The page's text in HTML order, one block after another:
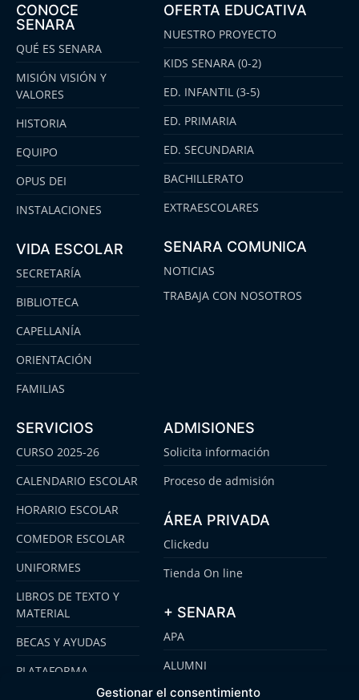
Gestionar el consentimiento
CONOCE
SENARA
QUÉ ES SENARA
MISIÓN VISIÓN Y
VALORES
HISTORIA
EQUIPO
OPUS DEI
INSTALACIONES
VIDA ESCOLAR
SECRETARÍA
BIBLIOTECA
CAPELLANÍA
ORIENTACIÓN
FAMILIAS
OFERTA EDUCATIVA
NUESTRO PROYECTO
KIDS SENARA (0-2)
ED. INFANTIL (3-5)
ED. PRIMARIA
ED. SECUNDARIA
BACHILLERATO
EXTRAESCOLARES
SENARA COMUNICA
NOTICIAS
TRABAJA CON NOSOTROS
SERVICIOS
CURSO 2025-26
CALENDARIO ESCOLAR
HORARIO ESCOLAR
COMEDOR ESCOLAR
UNIFORMES
LIBROS DE TEXTO Y
MATERIAL
BECAS Y AYUDAS
PLATAFORMA
ADMISIONES
Solicita información
Proceso de admisión
ÁREA PRIVADA
Clickedu
Tienda On line
+ SENARA
APA
ALUMNI
SENARA SENIOR